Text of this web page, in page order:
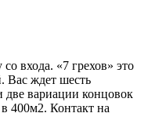
входа. «7 грехов» это
Вас ждет шесть
две вариации концовок
400м2. Контакт на